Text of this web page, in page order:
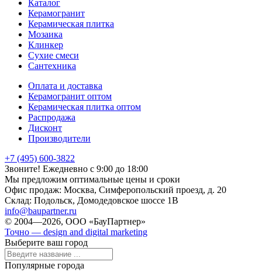
Каталог
Керамогранит
Керамическая плитка
Мозаика
Клинкер
Сухие смеси
Сантехника
Оплата и доставка
Керамогранит оптом
Керамическая плитка оптом
Распродажа
Дисконт
Производители
+7 (495) 600-3822
Звоните! Ежедневно с 9:00 до 18:00
Мы предложим оптимальные цены и сроки
Офис продаж: Москва, Симферопольский проезд, д. 20
Склад: Подольск, Домодедовское шоссе 1В
info@baupartner.ru
© 2004—2026, ООО «БауПартнер»
Точно — design and digital marketing
Выберите ваш город
Популярные города